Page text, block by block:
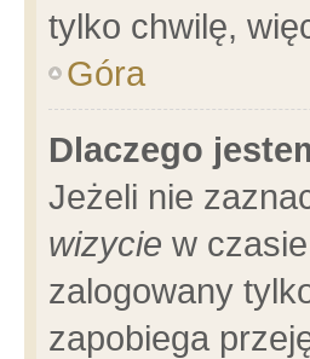
tylko chwilę,
Góra
Dlaczego
Jeżeli nie
wizycie w
zalogowany
zapobiega